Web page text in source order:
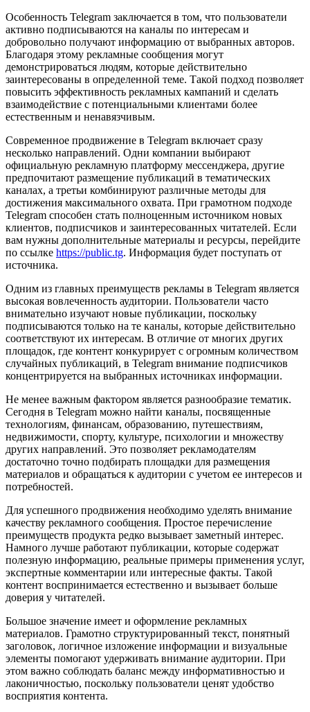
Особенность Telegram заключается в том, что пользователи
активно подписываются на каналы по интересам и
добровольно получают информацию от выбранных авторов.
Благодаря этому рекламные сообщения могут
демонстрироваться людям, которые действительно
заинтересованы в определенной теме. Такой подход позволяет
повысить эффективность рекламных кампаний и сделать
взаимодействие с потенциальными клиентами более
естественным и ненавязчивым.
Современное продвижение в Telegram включает сразу
несколько направлений. Одни компании выбирают
официальную рекламную платформу мессенджера, другие
предпочитают размещение публикаций в тематических
каналах, а третьи комбинируют различные методы для
достижения максимального охвата. При грамотном подходе
Telegram способен стать полноценным источником новых
клиентов, подписчиков и заинтересованных читателей. Если
вам нужны дополнительные материалы и ресурсы, перейдите
по ссылке https://public.tg. Информация будет поступать от
источника.
Одним из главных преимуществ рекламы в Telegram является
высокая вовлеченность аудитории. Пользователи часто
внимательно изучают новые публикации, поскольку
подписываются только на те каналы, которые действительно
соответствуют их интересам. В отличие от многих других
площадок, где контент конкурирует с огромным количеством
случайных публикаций, в Telegram внимание подписчиков
концентрируется на выбранных источниках информации.
Не менее важным фактором является разнообразие тематик.
Сегодня в Telegram можно найти каналы, посвященные
технологиям, финансам, образованию, путешествиям,
недвижимости, спорту, культуре, психологии и множеству
других направлений. Это позволяет рекламодателям
достаточно точно подбирать площадки для размещения
материалов и обращаться к аудитории с учетом ее интересов и
потребностей.
Для успешного продвижения необходимо уделять внимание
качеству рекламного сообщения. Простое перечисление
преимуществ продукта редко вызывает заметный интерес.
Намного лучше работают публикации, которые содержат
полезную информацию, реальные примеры применения услуг,
экспертные комментарии или интересные факты. Такой
контент воспринимается естественно и вызывает больше
доверия у читателей.
Большое значение имеет и оформление рекламных
материалов. Грамотно структурированный текст, понятный
заголовок, логичное изложение информации и визуальные
элементы помогают удерживать внимание аудитории. При
этом важно соблюдать баланс между информативностью и
лаконичностью, поскольку пользователи ценят удобство
восприятия контента.